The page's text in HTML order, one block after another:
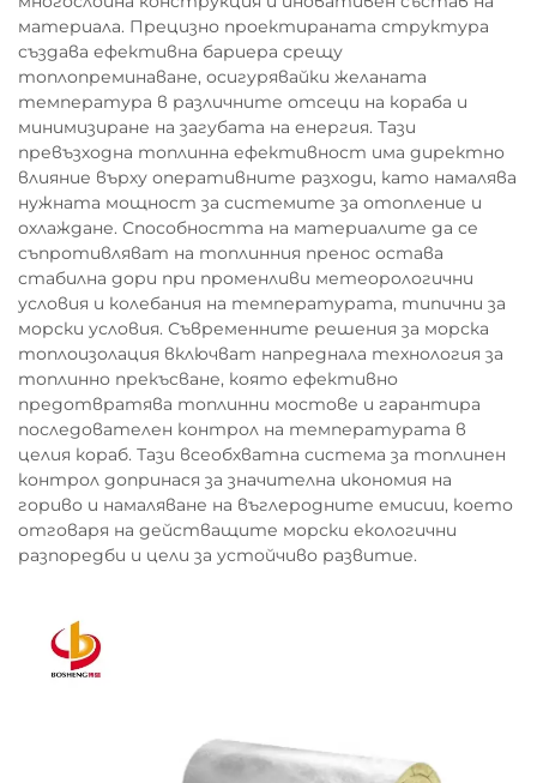
материала. Прецизно проектираната структура
създава ефективна бариера срещу
топлопреминаване, осигурявайки желаната
температура в различните отсеци на кораба и
минимизиране на загубата на енергия. Тази
превъзходна топлинна ефективност има директно
влияние върху оперативните разходи, като намалява
нужната мощност за системите за отопление и
охлаждане. Способността на материалите да се
съпротивляват на топлинния пренос остава
стабилна дори при променливи метеорологични
условия и колебания на температурата, типични за
морски условия. Съвременните решения за морска
топлоизолация включват напреднала технология за
топлинно прекъсване, която ефективно
предотвратява топлинни мостове и гарантира
последователен контрол на температурата в
целия кораб. Тази всеобхватна система за топлинен
контрол допринася за значителна икономия на
гориво и намаляване на въглеродните емисии, което
отговаря на действащите морски екологични
разпоредби и цели за устойчиво развитие.